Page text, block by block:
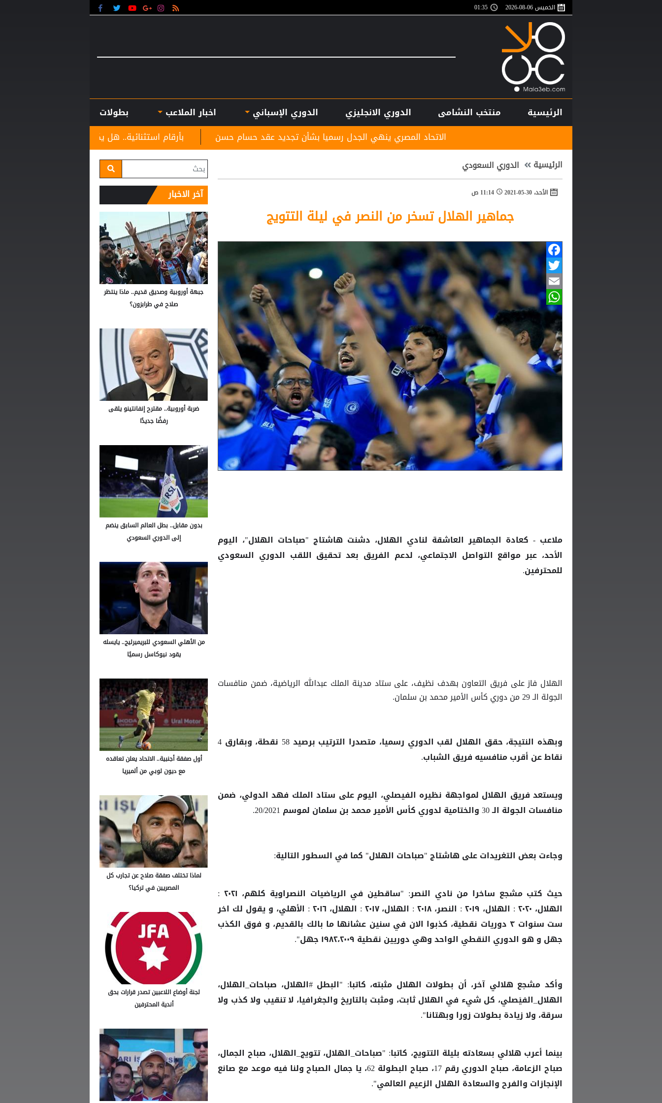
الخميس 06-08-2026 01:35
الرئيسية منتخب النشامى الدوري الانجليزي الدوري الإسباني اخبار الملاعب
بطولات
بأرقام استثنائية.. هل يكون كوبارسي مفاجأة الكرة الذهبية؟ الاتحاد المصري ينهي الجدل رسميا بشأن تجديد عقد حسام حسن
الرئيسية الدوري السعودي
الأحد، 30-05-2021 11:14 ص
جماهير الهلال تسخر من النصر في ليلة التتويج
Facebook
Twitter
Email
WhatsApp
ملاعب - كعادة الجماهير العاشقة لنادي الهلال، دشنت هاشتاج "صباحات الهلال"، اليوم
الأحد، عبر مواقع التواصل الاجتماعي، لدعم الفريق بعد تحقيق اللقب الدوري السعودي
للمحترفين.
الهلال فاز على فريق التعاون بهدف نظيف، على ستاد مدينة الملك عبدالله الرياضية، ضمن منافسات
الجولة الـ 29 من دوري كأس الأمير محمد بن سلمان.
وبهذه النتيجة، حقق الهلال
لقب الدوري رسميا، متصدرا الترتيب برصيد 58 نقطة، وبقارق 4
نقاط عن أقرب منافسيه فريق الشباب.
ويستعد فريق الهلال لمواجهة نظيره الفيصلي، اليوم على ستاد الملك فهد الدولي، ضمن
منافسات الجولة الـ 30 والختامية لدوري كأس الأمير محمد بن سلمان لموسم 20/2021.
وجاءت بعض التغريدات على هاشتاج "صباحات الهلال" كما في السطور التالية:
حيث كتب مشجع ساخرا من نادي النصر:
"ساقطين في الرياضيات النصراوية كلهم، ٢٠٢١ :
الهلال، ٢٠٢٠ : الهلال، ٢٠١٩ : النصر، ٢٠١٨ : الهلال، ٢٠١٧ : الهلال، ٢٠١٦ : الأهلي، و يقول لك اخر
ست سنوات ٣ دوريات نقطية، كذبوا الان في سنين عشانها ما بالك بالقديم، و فوق الكذب
جهل و هو الدوري النقطي الواحد وهي دوريين نقطية ١٩٨٢،٢٠٠٩ جهل".
وأكد مشجع هلالي آخر، أن بطولات الهلال مثبته، كاتبا: "البطل #الهلال، صباحات_الهلال،
الهلال_الفيَصلي، كل شيء في الهلالثابت، ومثبت بالتاريخ والجغرافيا، لا تنقيب ولا كذب ولا
سرقة، ولا زيادة بطولات زورا وبهتانا".
بينما أعرب هلالي بسعادته بليلة التتويج، كاتبا: "صباحات_الهلال، تتويج_الهلال، صباح الجمال،
صباح الزعامة، صباح الدوري رقم 17، صباح البطولة 62، يا جمال الصباح ولنا فيه موعد مع صانع
الإنجازات والفرح والسعادة الهلال الزعيم العالمي".
آخر الاخبار
جبهة أوروبية وصديق قديم.. ماذا ينتظر
صلاح في طرابزون؟
ضربة أوروبية.. مقترح إنفانتينو يلقى
رفضًا جديدًا
بدون مقابل.. بطل العالم السابق ينضم
إلى الدوري السعودي
من الأهلي السعودي للبريميرليج.. يايسله
يقود نيوكاسل رسميًا
أول صفقة أجنبية.. الاتحاد يعلن تعاقده
مع ديون لوبي من ألميريا
لماذا تختلف صفقة صلاح عن تجارب كل
المصريين في تركيا؟
لجنة أوضاع اللاعبين تصدر قرارات بحق
أندية المحترفين